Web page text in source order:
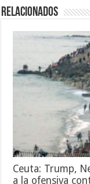
Relacionados
Ceuta: Trump,
a la ofensiva